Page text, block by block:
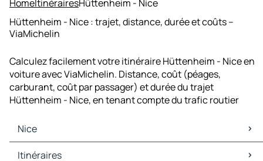
HomeItinérairesHüttenheim - Nice
Hüttenheim - Nice : trajet, distance, durée et coûts –
ViaMichelin
Calculez facilement votre itinéraire Hüttenheim - Nice en
voiture avec ViaMichelin. Distance, coût (péages,
carburant, coût par passager) et durée du trajet
Hüttenheim - Nice, en tenant compte du trafic routier
Nice
Nice Cartes et plans
Itinéraires